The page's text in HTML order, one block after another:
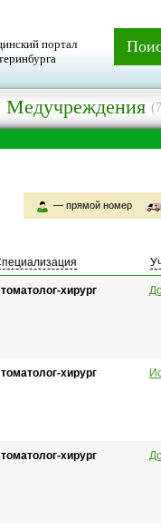
портал
Медучреждения
— прямой номер
хирург
хирург
хирург